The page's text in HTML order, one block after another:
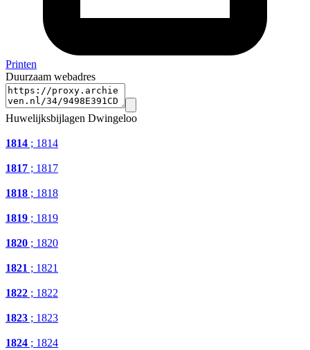
Printen
Duurzaam webadres
Huwelijksbijlagen Dwingeloo
1814 ; 1814
1817 ; 1817
1818 ; 1818
1819 ; 1819
1820 ; 1820
1821 ; 1821
1822 ; 1822
1823 ; 1823
1824 ; 1824